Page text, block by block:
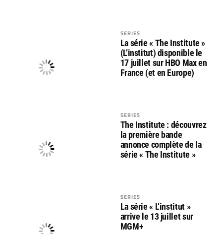
SERIES
La série « The Institute »
(L’institut) disponible le
17 juillet sur HBO Max en
France (et en Europe)
SERIES
The Institute : découvrez
la première bande
annonce complète de la
série « The Institute »
SERIES
La série « L’institut »
arrive le 13 juillet sur
MGM+